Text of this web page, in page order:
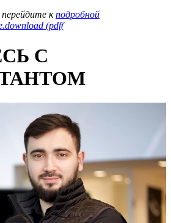
кподробной
download (pdf(
С